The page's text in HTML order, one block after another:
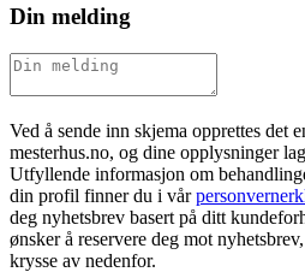
Din melding
Ved å sende inn skjema opprettes det
mesterhus.no, og dine opplysninger
Utfyllende informasjon om
din profil finner du i vår
deg nyhetsbrev basert på ditt
ønsker å reservere deg mot
krysse av nedenfor.